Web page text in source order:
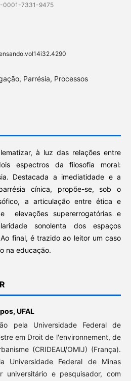
0001-7331-9475
Parrésia, Processos
à luz das relações entre
espectros da filosofia moral:
Destacada a imediatidade e a
cínica, propõe-se, sob o
a articulação entre ética e
elevações supererrogatórias e
sonolenta dos espaços
final, é trazido ao leitor um caso
na educação.
UFAL
pela Universidade Federal de
em Droit de l'environnement, de
(CRIDEAU/OMIJ) (França).
Universidade Federal de Minas
universitário e pesquisador, com